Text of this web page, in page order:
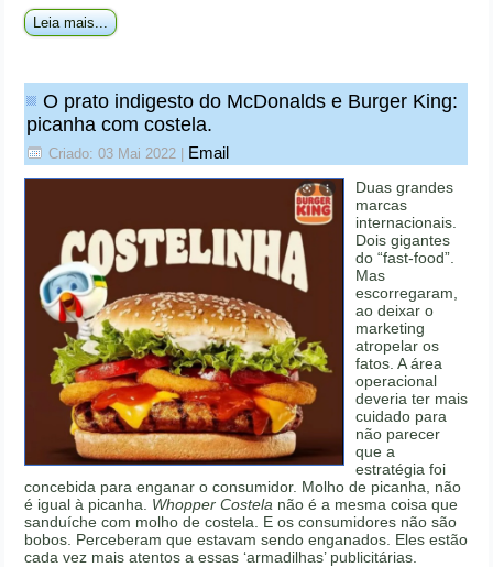
Leia mais...
O prato indigesto do McDonalds e Burger King:
picanha com costela.
Criado: 03 Mai 2022 Email
Duas grandes
marcas
internacionais.
Dois gigantes
do “fast-food”.
Mas
escorregaram,
ao deixar o
marketing
atropelar os
fatos. A área
operacional
deveria ter mais
cuidado para
não parecer
que a
estratégia foi
concebida para enganar o consumidor. Molho de picanha, não
é igual à picanha. Whopper Costela não é a mesma coisa que
sanduíche com molho de costela. E os consumidores não são
bobos. Perceberam que estavam sendo enganados. Eles estão
cada vez mais atentos a essas ‘armadilhas’ publicitárias.